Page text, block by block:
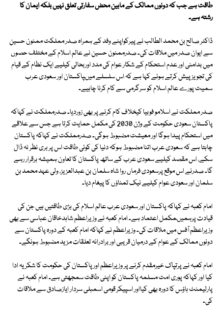
طاقت ہے جب کہ دونوں ممالک کے مابین محض سفارتی تعلق نہیں بلکہ ایمان کا
رشتہ ہے۔
ڈاکٹر صالح بن محمد الطالب نے پیرکواپنے وفد کے ہمراہ صدر مملکت ممنون حسین
سے ایوان صدر میں ملاقات کی۔ صدرممنون حسین نے عالم اسلام کے مختلف حصوں
میں بدامنی اور عدم استحکام کے شکار عوام کی مدد اوربحالی کیلیے ایک نظام کے قیام
کی تجویز پیش کرتے ہوئے کہا ہے کہ اس سلسلے میںپاکستان اور سعودی عرب
سمیت پورے عالم اسلام کو سرگرمی سے کام کرنا چاہیے۔
صدر مملکت نے اسلامو فوبیا کیخلاف کام کرنے پر بھی زوردیا۔ صدرمملکت نے کہاکہ
پاکستان سعودی حکومت کے وژن 2030 کی مکمل حمایت کرتا ہے جس سے علاقے
میں استحکام پیدا ہوگا اور معیشت مضبوط ہوگی۔ صدرمملکت نے کہاکہ پاکستان
چاہتا ہے کہ سعودی عرب اتنا مضبوط ہوکہ دنیا کی کوئی طاقت اس پر بری نظر نہ ڈال
سکے، اس مقصد کیلیے سعودی عرب کے ساتھ پاکستان کا تعاون ہمیشہ برقرار رہے
گا۔ صدرنے اس موقع پرسعودی فرماں روا شاہ سلمان بن عبدالعزیز، ولی عہد محمد بن
سلمان اور سعودی عوام کیلیے نیک تمناؤں کا پیغام دیا۔
امام کعبہ نے کہاکہ پاکستان اور سعودی عرب عالم اسلام کی بڑی طاقتیں ہیں جن کی
قیادت پرہمیںمکمل اعتماد ہے۔ امام کعبہ نے وزیراعظم شاہدخاقان عباسی سے بھی
وزیراعظم آفس میں ملاقات کی۔ وزیراعظم نے کہاکہ امام کعبہ کے دورہ پاکستان سے
دونوں ممالک کے عوام کے درمیان قریبی اور برادرانہ تعلقات مزید مضبوط ہونگے۔
امام کعبہ نے پرتپاک خیرمقدم کرنے پر وزیراعظم اور پاکستان کی حکومت کا شکریہ ادا
کیا اور کہاکہ پوری امت مسلمہ پاکستان کو اپنی طاقت سمجھتی ہے۔ امام کعبہ نے
پارلیمنٹ ہاؤس کا دورہ بھی کیااور اسپیکر قومی اسمبلی سردار ایازصادق سے ملاقات
کی۔